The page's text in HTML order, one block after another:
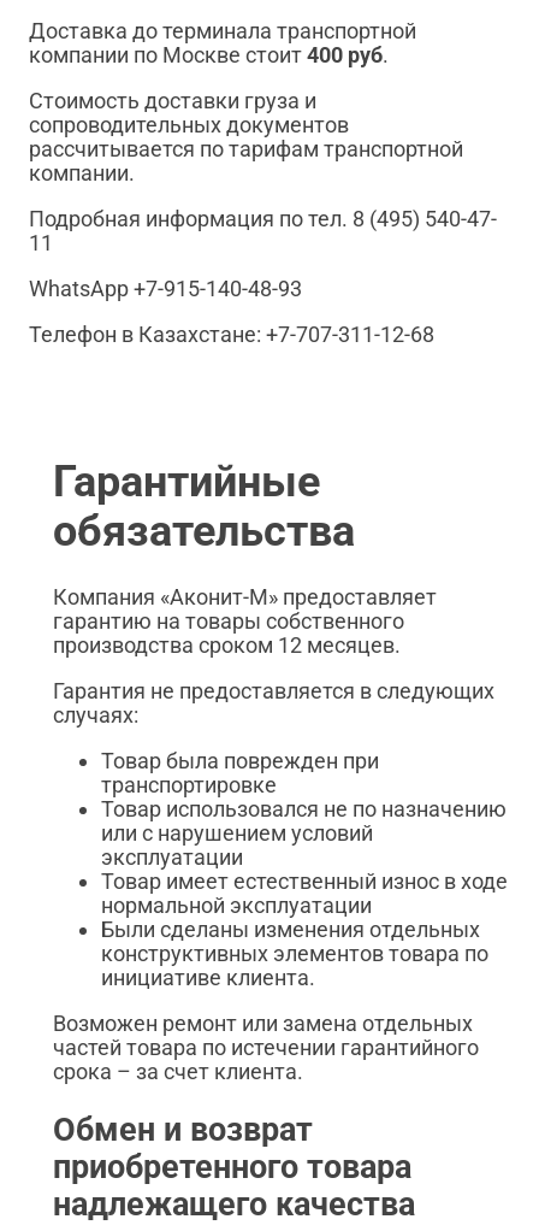
Доставка до терминала транспортной
компании по Москве стоит400 руб.
Стоимость доставки груза и
сопроводительных документов
рассчитывается по тарифам транспортной
компании.
Подробная информация по тел. 8 (495) 540-47-
11
WhatsApp +7-915-140-48-93
Телефон в Казахстане: +7-707-311-12-68
Гарантийные
обязательства
Компания «Аконит-М» предоставляет
гарантию на товары собственного
производства сроком 12 месяцев.
Гарантия не предоставляется в следующих
случаях:
Товар была поврежден при
транспортировке
Товар использовался не по назначению
или с нарушением условий
эксплуатации
Товар имеет естественный износ в ходе
нормальной эксплуатации
Были сделаны изменения отдельных
конструктивных элементов товара по
инициативе клиента.
Возможен ремонт или замена отдельных
частей товара по истечении гарантийного
срока – за счет клиента.
Обмен и возврат
приобретенного товара
надлежащего качества